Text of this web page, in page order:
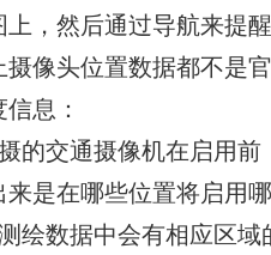
，然后通过导航来提
像头位置数据都不是
息：
的交通摄像机在启用
是在哪些位置将启用
绘数据中会有相应区域